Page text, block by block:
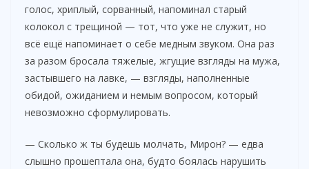
голос, хриплый, сорванный, напоминал старый
колокол с трещиной — тот, что уже не служит, но
всё ещё напоминает о себе медным звуком. Она раз
за разом бросала тяжелые, жгущие взгляды на мужа,
застывшего на лавке, — взгляды, наполненные
обидой, ожиданием и немым вопросом, который
невозможно сформулировать.
— Сколько ж ты будешь молчать, Мирон? — едва
слышно прошептала она, будто боялась нарушить